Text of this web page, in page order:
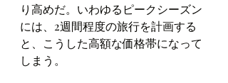
り高めだ。いわゆるピークシーズン
には、2週間程度の旅行を計画する
と、こうした高額な価格帯になって
しまう。